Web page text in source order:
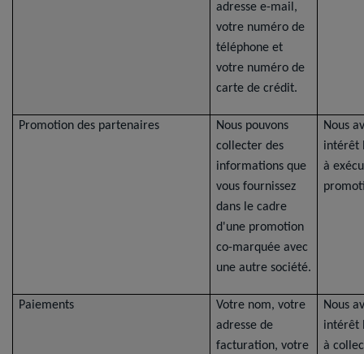
adresse e-mail,
votre numéro de
téléphone et
votre numéro de
carte de crédit.
Promotion des partenaires
Nous pouvons
collecter des
informations que
vous fournissez
dans le cadre
d'une promotion
co-marquée avec
une autre société.
Nous
intérêt
à
Paiements
Votre nom, votre
adresse de
facturation, votre
Nous
intérêt
à